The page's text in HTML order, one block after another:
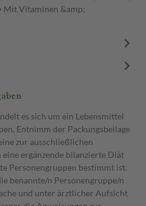
Mit Vitaminen &amp;
es sich um ein Lebensmittel
Entnimm der Packungsbeilage
zur ausschließlichen
ergänzende bilanzierte Diät
Personengruppen bestimmt ist.
benannte/n Personengruppe/n
und unter ärztlicher Aufsicht